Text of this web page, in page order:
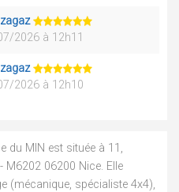
zagaz
2026 à 12h11
zagaz
2026 à 12h10
du MIN est située à 11,
06200 Nice. Elle
(mécanique, spécialiste 4x4),